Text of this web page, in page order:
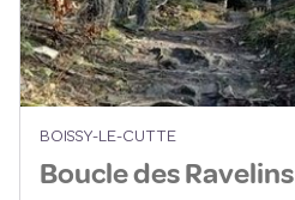
BOISSY-LE-CUTTE
Boucle des Ravelins